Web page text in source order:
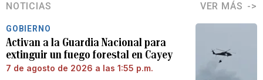
NOTICIAS VER MÁS
GOBIERNO
Activan a la Guardia Nacional para
extinguir un fuego forestal en Cayey
7 de agosto de 2026 a las 1:55 p.m.